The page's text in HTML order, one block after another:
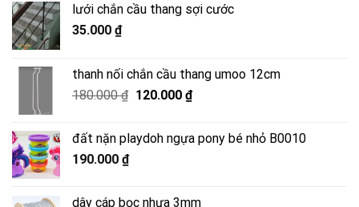
lưới chắn cầu thang sợi cước
35.000 ₫
thanh nối chắn cầu thang umoo 12cm
180.000₫ Giá
180.000 ₫.
120.000 ₫Giá
là:
đất nặn playdoh ngựa pony bé nhỏ B0010
190.000 ₫
dây cáp bọc nhựa 3mm